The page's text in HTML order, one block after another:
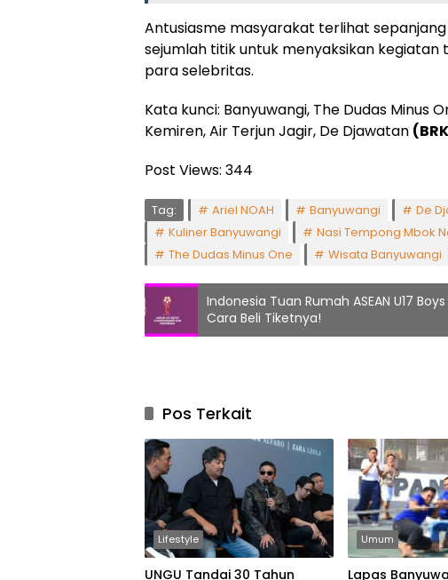
Antusiasme masyarakat terlihat
sejumlah titik untuk menyaksikan
para selebritas.
Kata kunci: Banyuwangi, The Dudas Minus
Kemiren, Air Terjun Jagir, De Djawatan
Post Views: 344
Tag: Ariel NOAH Banyuwangi De
Kuliner Banyuwangi
Nasi Tempong Mbok
The Dudas Minus One
Wisata Banyuwangi
Indonesia Tuan Rumah ASEAN U17
Cara Beli Tiketnya!
Pos Terkait
Lifestyle
UNGU Tandai 30 Tahun
Umum
Lapas